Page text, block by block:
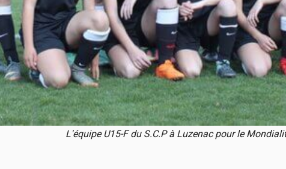
L'équipe U15-F du S.C.P à Luzenac pour le